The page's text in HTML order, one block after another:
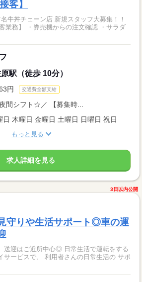
客】
丼チェーン店 新規スタッフ大募集！！
駅（徒歩 10分）
円 交通費全額支給
間シフト☆／ 【募集時...
日 木曜日 金曜日 土曜日 日曜日 祝日
もっと見る
求人詳細を見る
3日以内公開
守りや生活サポート◎車の運